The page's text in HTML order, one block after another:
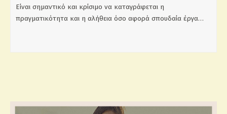
Είναι σημαντικό και κρίσιμο να καταγράφεται η
πραγματικότητα και η αλήθεια όσο αφορά σπουδαία έργα…